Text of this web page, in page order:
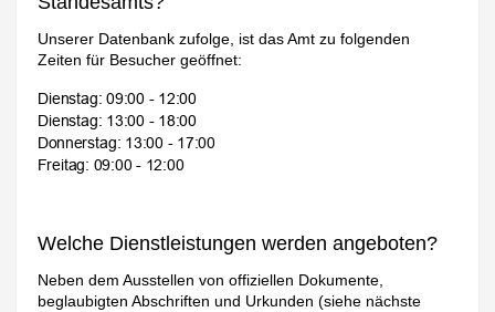
Unserer Datenbank zufolge, ist das Amt zu folgenden
Zeiten für Besucher geöffnet:
Welche Dienstleistungen werden angeboten?
Neben dem Ausstellen von offiziellen Dokumente,
beglaubigten Abschriften und Urkunden (siehe nächste